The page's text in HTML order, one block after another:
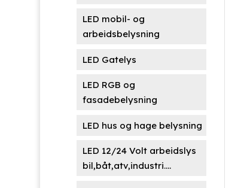
LED mobil- og
arbeidsbelysning
LED Gatelys
LED RGB og
fasadebelysning
LED hus og hage belysning
LED 12/24 Volt arbeidslys
bil,båt,atv,industri....